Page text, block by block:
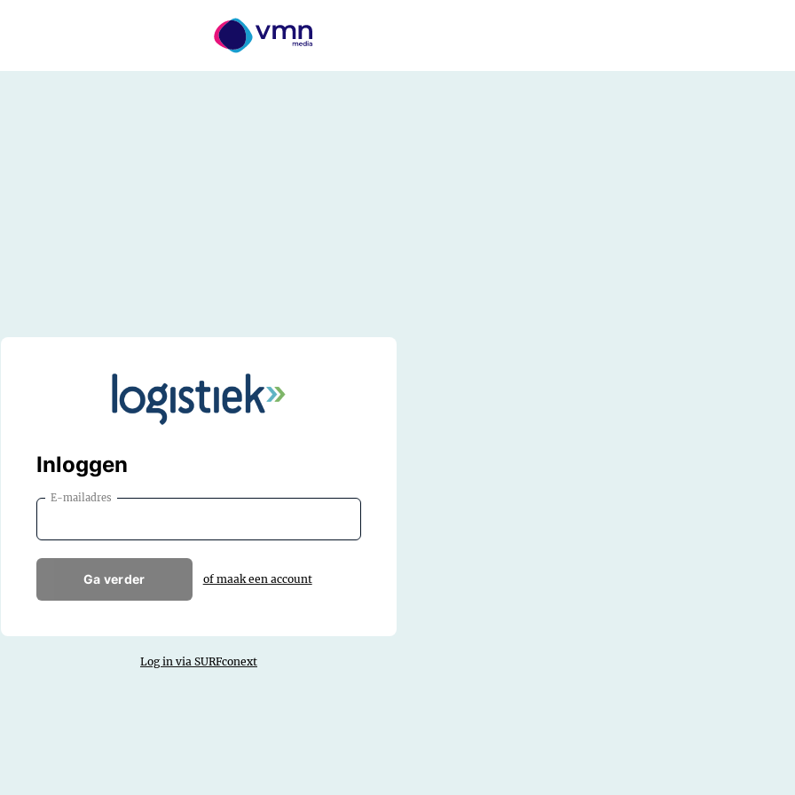
Inloggen
E-mailadres
Ga verder of maak een account
Log in via SURFconext